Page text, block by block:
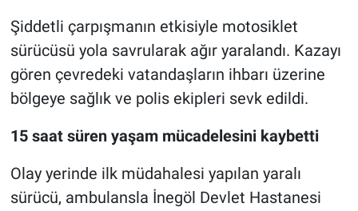
Şiddetli çarpışmanın etkisiyle motosiklet
sürücüsü yola savrularak ağır yaralandı. Kazayı
gören çevredeki vatandaşların ihbarı üzerine
bölgeye sağlık ve polis ekipleri sevk edildi.
15 saat süren yaşam mücadelesini kaybetti
Olay yerinde ilk müdahalesi yapılan yaralı
sürücü, ambulansla İnegöl Devlet Hastanesi